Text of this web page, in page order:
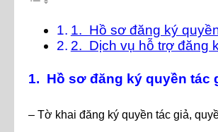
1. Hồ sơ đăng ký
2. Dịch vụ hỗ trợ đăng
1. Hồ sơ đăng ký quyền tác
– Tờ khai đăng ký quyền tác giả,